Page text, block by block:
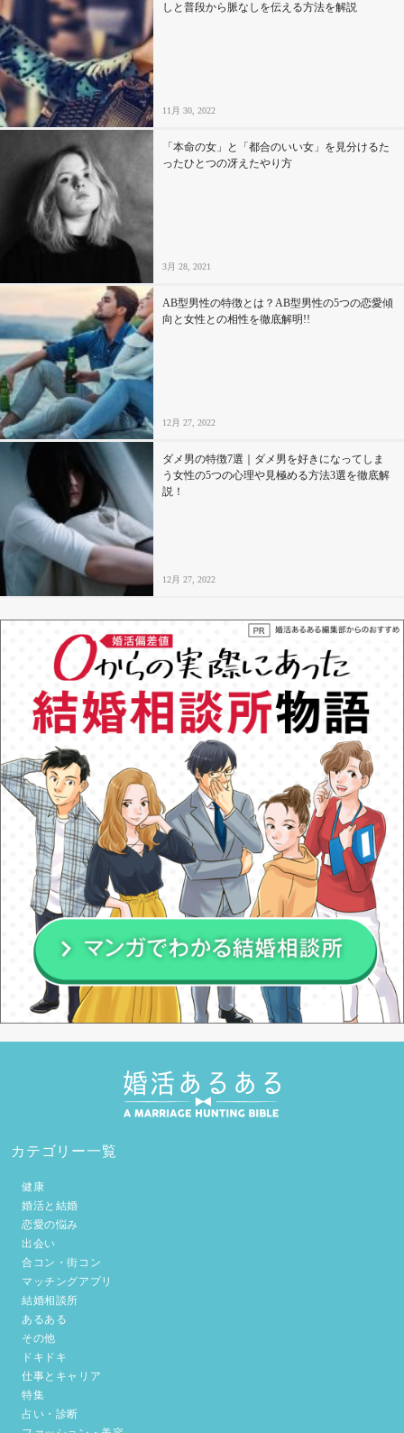
しと普段から脈なしを伝える方法を解説
11月 30, 2022
「本命の女」と「都合のいい女」を見分けるた
ったひとつの冴えたやり方
3月 28, 2021
AB型男性の特徴とは？AB型男性の5つの恋愛傾
向と女性との相性を徹底解明!!
12月 27, 2022
ダメ男の特徴7選｜ダメ男を好きになってしま
う女性の5つの心理や見極める方法3選を徹底解
説！
12月 27, 2022
カテゴリー一覧
健康
婚活と結婚
恋愛の悩み
出会い
合コン・街コン
マッチングアプリ
結婚相談所
あるある
その他
ドキドキ
仕事とキャリア
特集
占い・診断